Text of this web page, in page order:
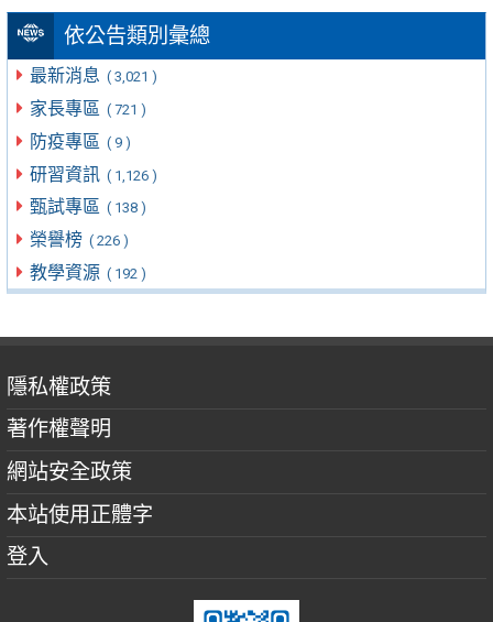
依公告類別彙總
最新消息 ( 3,021 )
家長專區 ( 721 )
防疫專區 ( 9 )
研習資訊 ( 1,126 )
甄試專區 ( 138 )
榮譽榜 ( 226 )
教學資源 ( 192 )
隱私權政策
著作權聲明
網站安全政策
本站使用正體字
登入